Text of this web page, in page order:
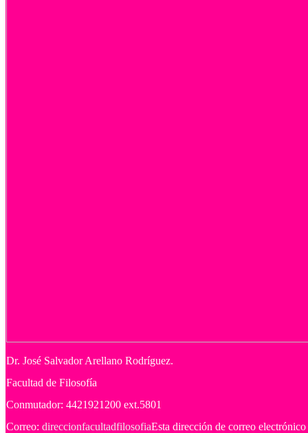
Dr. José Salvador Arellano Rodríguez.
Facultad de Filosofía
Conmutador: 4421921200 ext.5801
Correo: direccionfacultadfilosofiaEsta dirección de correo electrónico